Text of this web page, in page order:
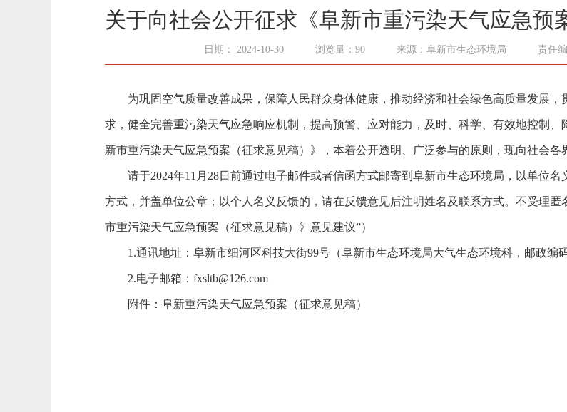
关于向社会公开征求《阜新市重污染天气应急预
日期： 2024-10-30 浏览量：90 来源：阜新市生态环境局 责任
为巩固空气质量改善成果，保障人民群众身体健康，推动经济和社会绿色高质量发展，
求，健全完善重污染天气应急响应机制，提高预警、应对能力，及时、科学、有效地控制
新市重污染天气应急预案（征求意见稿）》，本着公开透明、广泛参与的原则，现向社会各
请于2024年11月28日前通过电子邮件或者信函方式邮寄到阜新市生态环境局，以单位名
方式，并盖单位公章；以个人名义反馈的，请在反馈意见后注明姓名及联系方式。不受理
市重污染天气应急预案（征求意见稿）》意见建议”）
1.通讯地址：阜新市细河区科技大街99号（阜新市生态环境局大气生态环境科，邮政编码
2.电子邮箱：fxsltb@126.com
附件：阜新重污染天气应急预案（征求意见稿）